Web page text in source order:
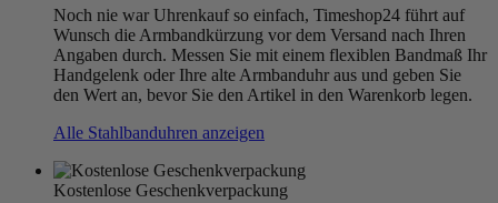
Noch nie war Uhrenkauf so einfach, Timeshop24 führt auf
Wunsch die Armbandkürzung vor dem Versand nach Ihren
Angaben durch. Messen Sie mit einem flexiblen Bandmaß Ihr
Handgelenk oder Ihre alte Armbanduhr aus und geben Sie
den Wert an, bevor Sie den Artikel in den Warenkorb legen.
Alle Stahlbanduhren anzeigen
Kostenlose Geschenkverpackung